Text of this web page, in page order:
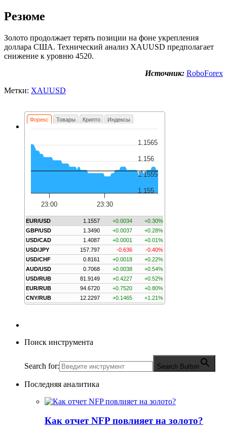
Резюме
Золото продолжает терять позиции на фоне укрепления
доллара США. Технический анализ XAUUSD предполагает
снижение к уровню 4520.
Источник: RoboForex
Метки: XAUUSD
Форекс Товары Крипто Индексы
23:00 23:30
1.155
1.1555
1.156
1.1565
EUR/USD 1.1557 +0.0034
+0.30%
GBP/USD
1.3490 +0.0037
+0.28%
USD/CAD
1.4087 +0.0001
+0.01%
USD/JPY
157.797 -0.636
-0.40%
USD/CHF
0.8161 +0.0018
+0.22%
AUD/USD
0.7068 +0.0038
+0.54%
USD/RUB
81.9149 +0.4227
+0.52%
EUR/RUB
94.6720 +0.7520
+0.80%
CNY/RUB
12.2297 +0.1465 +1.21%
Поиск инструмента
Search for: Search Button
Последняя аналитика
Как отчет NFP повлияет на золото?